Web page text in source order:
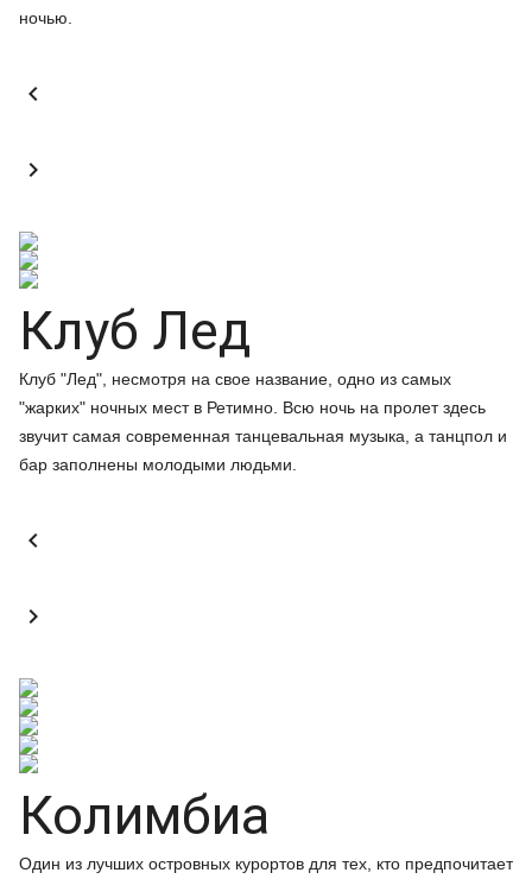
ночью.


Клуб Лед
Клуб "Лед", несмотря на свое название, одно из самых
"жарких" ночных мест в Ретимно. Всю ночь на пролет здесь
звучит самая современная танцевальная музыка, а танцпол и
бар заполнены молодыми людьми.


Колимбиа
Один из лучших островных курортов для тех, кто предпочитает